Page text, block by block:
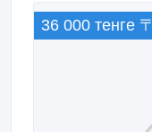
36 000 тенге 〒